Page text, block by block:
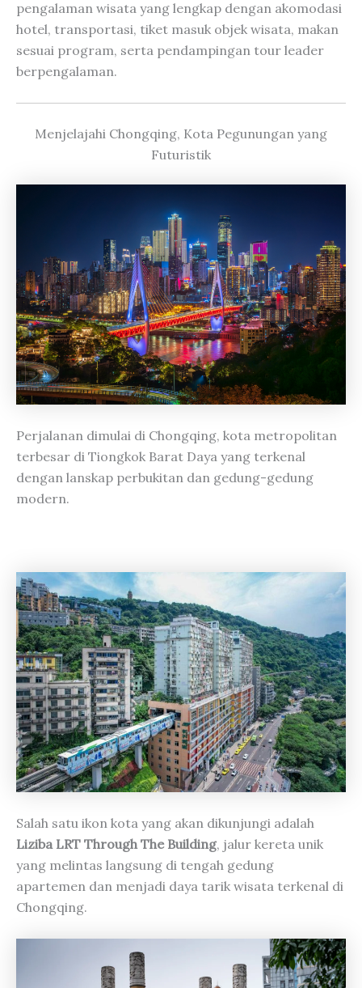
pengalaman wisata yang lengkap dengan akomodasi
hotel, transportasi, tiket masuk objek wisata, makan
sesuai program, serta pendampingan tour leader
berpengalaman.
Menjelajahi Chongqing, Kota Pegunungan yang
Futuristik
Perjalanan dimulai di Chongqing, kota metropolitan
terbesar di Tiongkok Barat Daya yang terkenal
dengan lanskap perbukitan dan gedung-gedung
modern.
Salah satu ikon kota yang akan dikunjungi adalah
Liziba LRT Through The Building, jalur kereta unik
yang melintas langsung di tengah gedung
apartemen dan menjadi daya tarik wisata terkenal di
Chongqing.